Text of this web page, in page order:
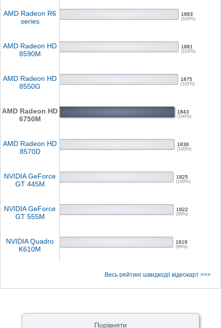
AMD Radeon R6
series
1883
(103%)
AMD Radeon HD
8590M
1881
(103%)
AMD Radeon HD
8550G
1875
(102%)
AMD Radeon HD
6750M
1843
(100%)
AMD Radeon HD
8570D
1838
(100%)
NVIDIA GeForce
GT 445M
1825
(100%)
NVIDIA GeForce
GT 555M
1822
(99%)
NVIDIA Quadro
K610M
1819
(99%)
Весь рейтинг швидкодії відеокарт >>>
Порівняти